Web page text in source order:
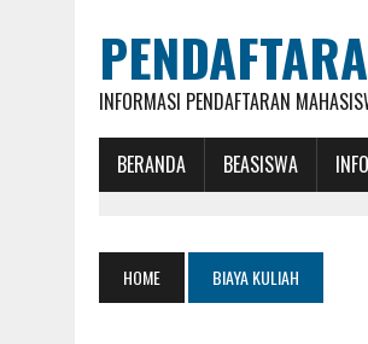
INFORMASI PENDAFTARAN
BERANDA BEASISWA
HOME BIAYA KULIAH